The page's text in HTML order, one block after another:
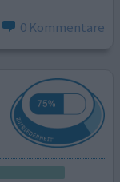
0 Kommentare